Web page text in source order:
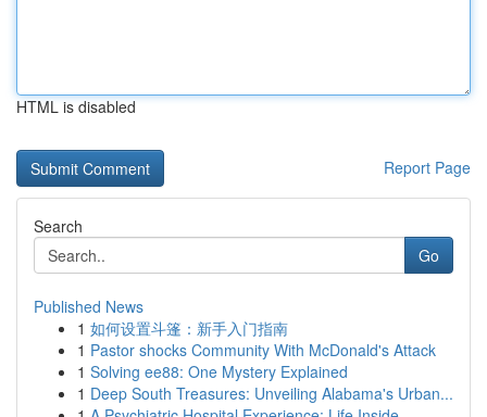
HTML is disabled
Report Page
Search
Go
Published News
1 如何设置斗篷：新手入门指南
1 Pastor shocks Community With McDonald's Attack
1 Solving ee88: One Mystery Explained
1 Deep South Treasures: Unveiling Alabama's Urban...